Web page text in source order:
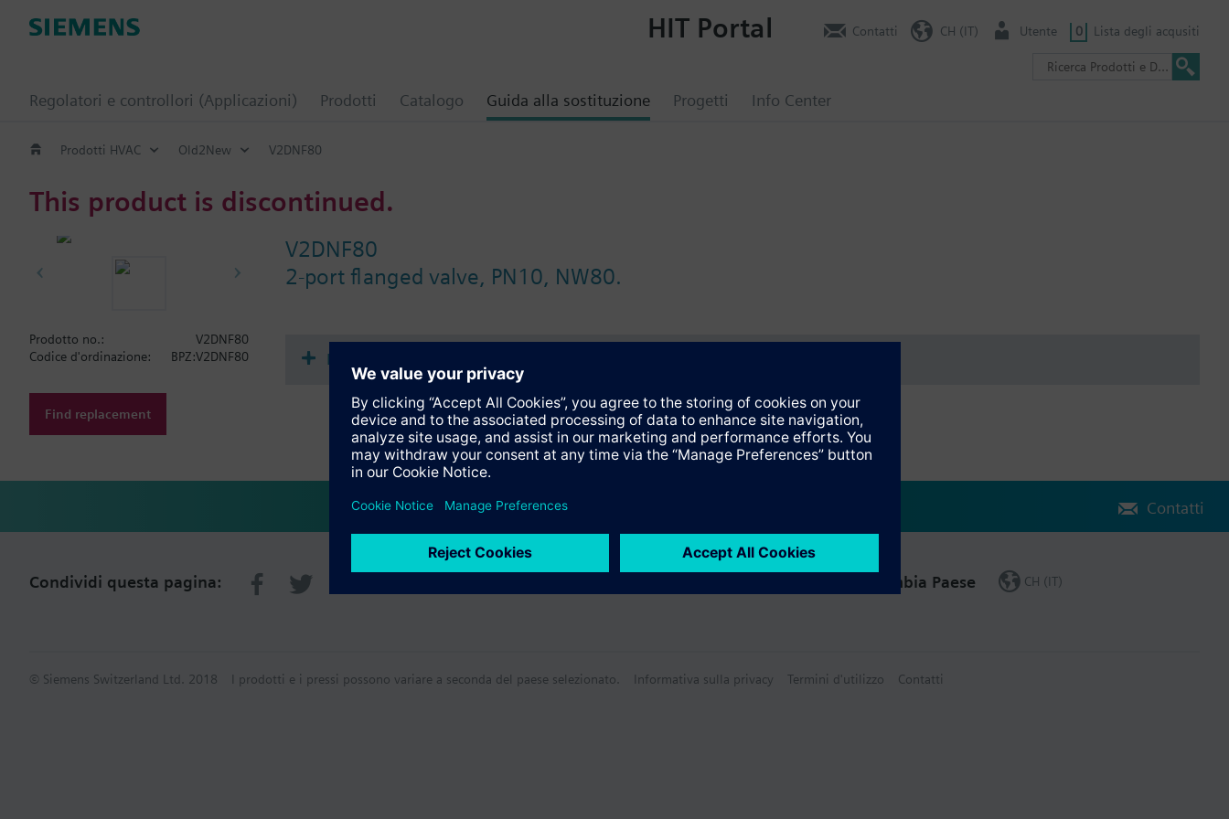
Regolatori e controllori (Applicazioni) Prodotti Catalogo Guida alla sostituzione Progetti Info Center
HIT Portal Contatti CH (IT) Utente 0 Lista degli acqusiti
Prodotti HVAC Old2New V2DNF80
This product is discontinued.
V2DNF80
2-port flanged valve, PN10, NW80.
Prodotto no.:
V2DNF80
Codice d'ordinazione:
BPZ:V2DNF80
Find replacement
Documenti
Contatti
Condividi questa pagina: Cambia Paese CH (IT)
© Siemens Switzerland Ltd. 2018 I prodotti e i pressi possono variare a seconda del paese selezionato. Informativa sulla privacy Termini d'utilizzo Contatti